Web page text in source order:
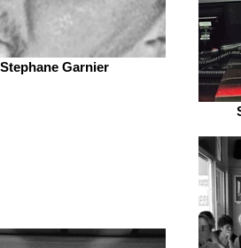
Stephane Garnier